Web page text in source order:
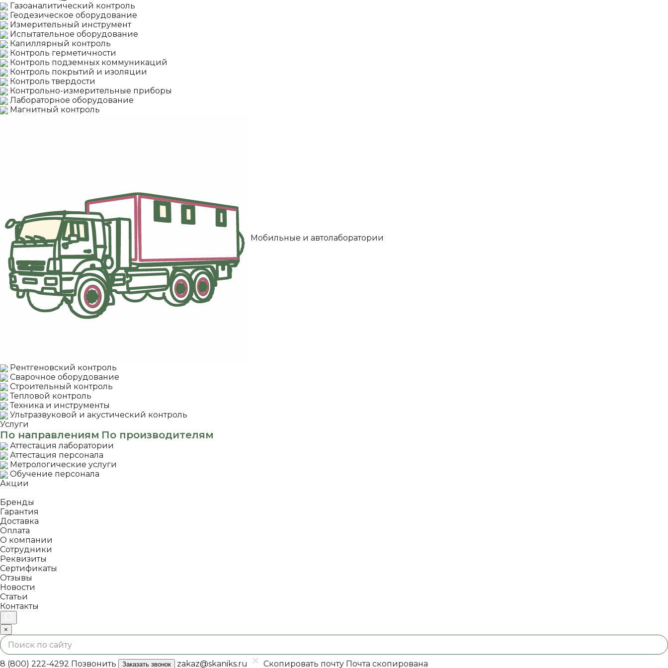
Газоаналитический контроль
Геодезическое оборудование
Измерительный инструмент
Испытательное оборудование
Капиллярный контроль
Контроль герметичности
Контроль подземных коммуникаций
Контроль покрытий и изоляции
Контроль твердости
Контрольно-измерительные приборы
Лабораторное оборудование
Магнитный контроль
Мобильные и автолаборатории
Рентгеновский контроль
Сварочное оборудование
Строительный контроль
Тепловой контроль
Техника и инструменты
Ультразвуковой и акустический контроль
Услуги
По направлениям По производителям
Аттестация лаборатории
Аттестация персонала
Метрологические услуги
Обучение персонала
Акции
Бренды
Гарантия
Доставка
Оплата
О компании
Сотрудники
Реквизиты
Сертификаты
Отзывы
Новости
Статьи
Контакты
×
8 (800) 222-4292 Позвонить Заказать звонок zakaz@skaniks.ru Скопировать почту Почта скопирована